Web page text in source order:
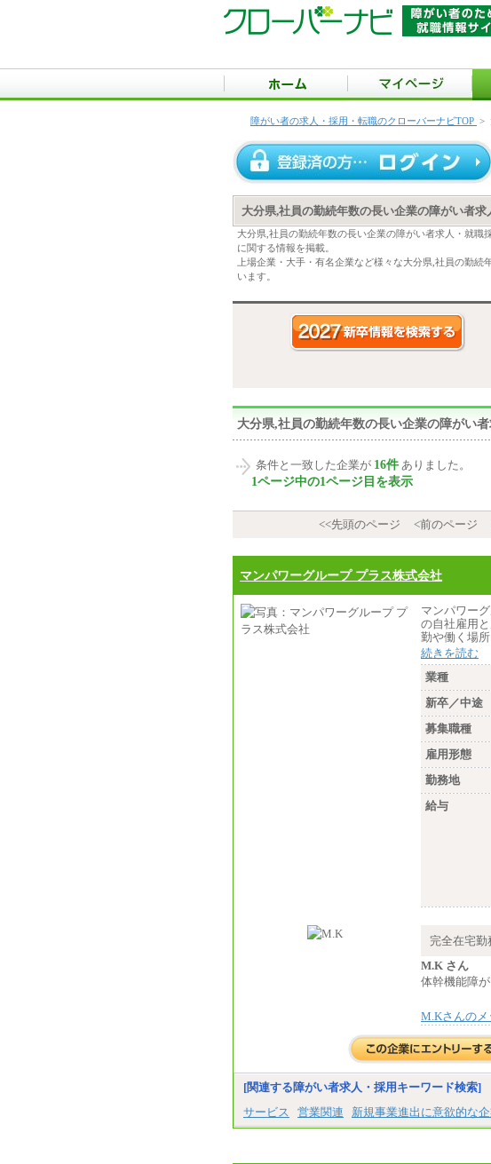
障がい者の求人・採用・転職のクローバーナビTOP >
大分県,社員の勤続年数の長い企業の障がい者求
大分県,社員の勤続年数の長い企業の障がい者求人・就
に関する情報を掲載。
上場企業・大手・有名企業など様々な大分県,社員の勤
います。
大分県,社員の勤続年数の長い企業の障がい
条件と一致した企業が 16件 ありました。
1ページ中の1ページ目を表示
<<先頭のページ
<前のページ
マンパワーグループ プラス株式会社
マンパワー
の自社雇用
勤や働く場
続きを読む
業種
新卒／中途
募集職種
雇用形態
勤務地
給与
完全在宅
M.K さん
体幹機能障
M.Kさんのメ
[関連する障がい者求人・採用キーワード検索]
サービス
営業関連 新規事業進出に意欲的な